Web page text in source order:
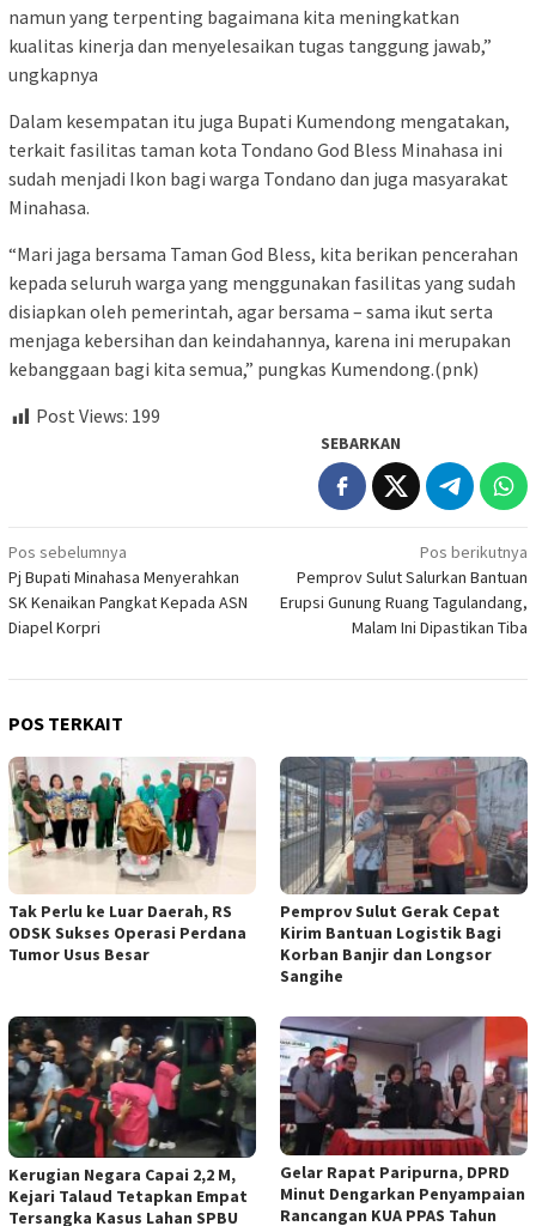
namun yang terpenting bagaimana kita meningkatkan
kualitas kinerja dan menyelesaikan tugas tanggung jawab,”
ungkapnya
Dalam kesempatan itu juga Bupati Kumendong mengatakan,
terkait fasilitas taman kota Tondano God Bless Minahasa ini
sudah menjadi Ikon bagi warga Tondano dan juga masyarakat
Minahasa.
“Mari jaga bersama Taman God Bless, kita berikan pencerahan
kepada seluruh warga yang menggunakan fasilitas yang sudah
disiapkan oleh pemerintah, agar bersama – sama ikut serta
menjaga kebersihan dan keindahannya, karena ini merupakan
kebanggaan bagi kita semua,” pungkas Kumendong.(pnk)
Post Views: 199
SEBARKAN
Navigasi
pos
Pos sebelumnya
Pj Bupati Minahasa Menyerahkan
SK Kenaikan Pangkat Kepada ASN
Diapel Korpri
Pos berikutnya
Pemprov Sulut Salurkan Bantuan
Erupsi Gunung Ruang Tagulandang,
Malam Ini Dipastikan Tiba
POS TERKAIT
Tak Perlu ke Luar Daerah, RS
ODSK Sukses Operasi Perdana
Tumor Usus Besar
Pemprov Sulut Gerak Cepat
Kirim Bantuan Logistik Bagi
Korban Banjir dan Longsor
Sangihe
Kerugian Negara Capai 2,2 M,
Kejari Talaud Tetapkan Empat
Tersangka Kasus Lahan SPBU
Gelar Rapat Paripurna, DPRD
Minut Dengarkan Penyampaian
Rancangan KUA PPAS Tahun